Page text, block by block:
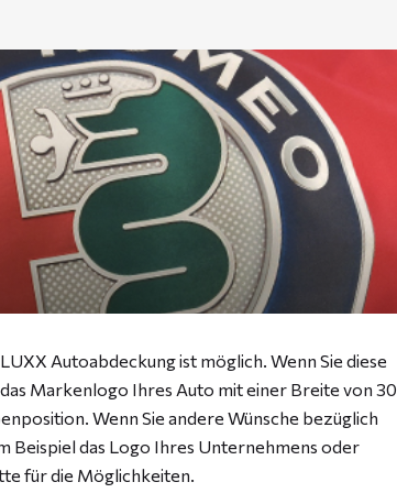
Autoabdeckung ist möglich. Wenn Sie diese
Markenlogo Ihres Auto mit einer Breite von 30
Wenn Sie andere Wünsche bezüglich
Beispiel das Logo Ihres Unternehmens oder
für die Möglichkeiten.